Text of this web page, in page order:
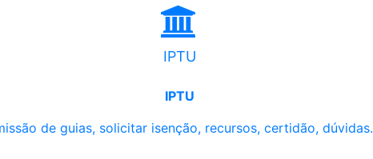
IPTU
IPTU
de guias, solicitar isenção, recursos, certidão, dúvidas.